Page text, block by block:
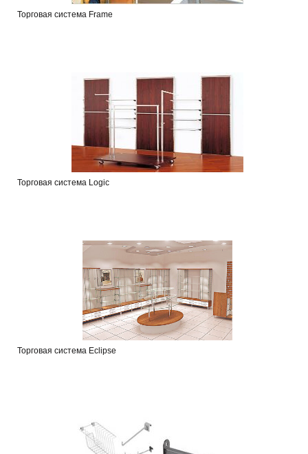
Торговая система Frame
Торговая система Logic
Торговая система Eclipse